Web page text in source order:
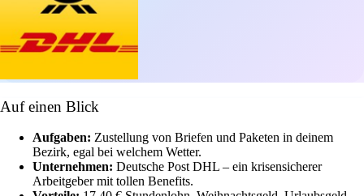
Auf einen Blick
Aufgaben: Zustellung von Briefen und Paketen in deinem
Bezirk, egal bei welchem Wetter.
Unternehmen: Deutsche Post DHL – ein krisensicherer
Arbeitgeber mit tollen Benefits.